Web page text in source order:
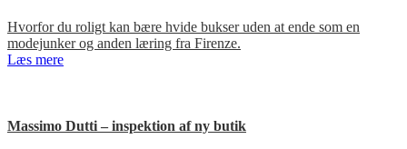
Hvorfor du roligt kan bære hvide bukser uden at ende som en
modejunker og anden læring fra Firenze.
Læs mere
Massimo Dutti – inspektion af ny butik